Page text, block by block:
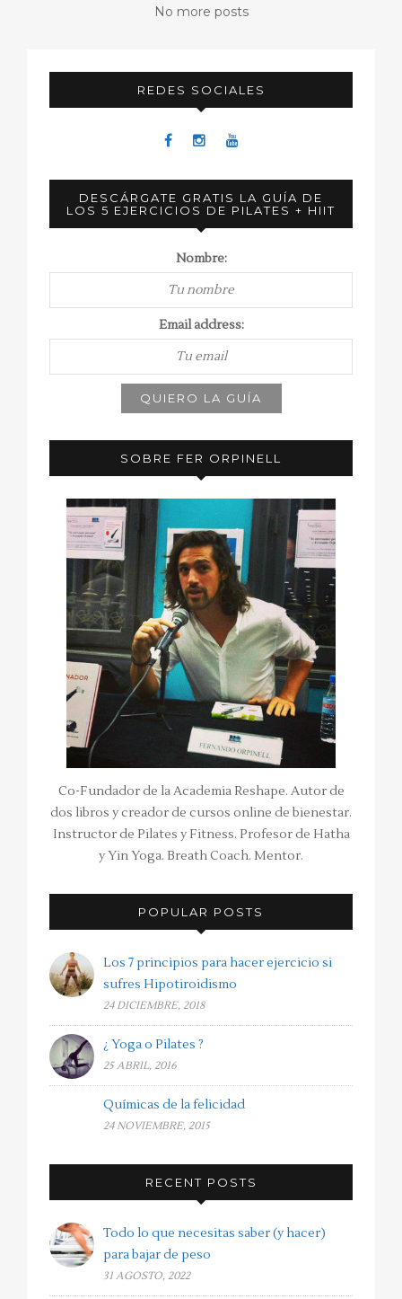
No more posts
REDES SOCIALES
DESCÁRGATE GRATIS LA GUÍA DE
LOS 5 EJERCICIOS DE PILATES + HIIT
Nombre:
Email address:
SOBRE FER ORPINELL
Co-Fundador de la Academia Reshape. Autor de
dos libros y creador de cursos online de bienestar.
Instructor de Pilates y Fitness. Profesor de Hatha
y Yin Yoga. Breath Coach. Mentor.
POPULAR POSTS
Los 7 principios para hacer ejercicio si
sufres Hipotiroidismo
24 DICIEMBRE, 2018
¿ Yoga o Pilates ?
25 ABRIL, 2016
Químicas de la felicidad
24 NOVIEMBRE, 2015
RECENT POSTS
Todo lo que necesitas saber (y hacer)
para bajar de peso
31 AGOSTO, 2022